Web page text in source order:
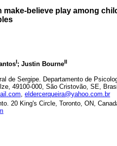
make-believe play among
I; Justin BourneII
de Sergipe. Departamento de
49100-000, São Cristovão, SE,
, eldercerqueira@yahoo.com.br
20 King's Circle, Toronto, ON,